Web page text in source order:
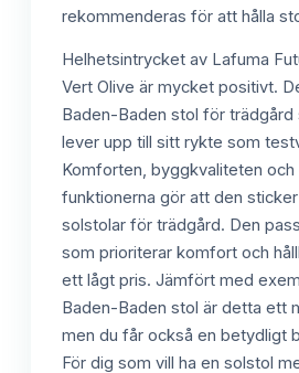
rekommenderas för att hålla
Helhetsintrycket av Lafuma
Vert Olive är mycket positivt.
Baden-Baden stol för trädgård
lever upp till sitt rykte som
Komforten, byggkvaliteten och
funktionerna gör att den
solstolar för trädgård. Den
som prioriterar komfort och
ett lågt pris. Jämfört med
Baden-Baden stol är detta ett
men du får också en betydligt
För dig som vill ha en solstol